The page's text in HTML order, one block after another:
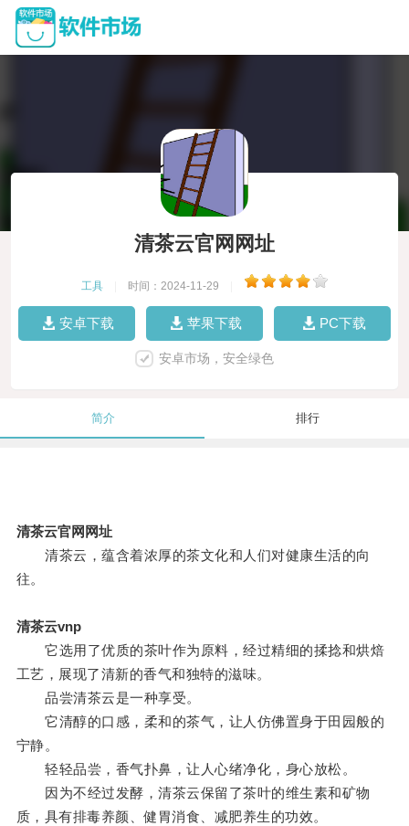
清茶云官网网址
工具 时间：2024-11-29
安卓下载 苹果下载 PC下载
安卓市场，安全绿色
简介 排行
清茶云官网网址
清茶云，蕴含着浓厚的茶文化和人们对健康生活的向
往。
清茶云vnp
它选用了优质的茶叶作为原料，经过精细的揉捻和烘焙
工艺，展现了清新的香气和独特的滋味。
品尝清茶云是一种享受。
它清醇的口感，柔和的茶气，让人仿佛置身于田园般的
宁静。
轻轻品尝，香气扑鼻，让人心绪净化，身心放松。
因为不经过发酵，清茶云保留了茶叶的维生素和矿物
质，具有排毒养颜、健胃消食、减肥养生的功效。